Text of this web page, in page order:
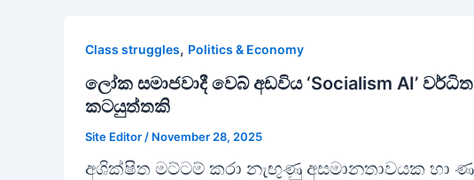
Class struggles, Politics & Economy
ලෝක සමාජවාදී වෙබ් අඩවිය ‘Socialism AI’
කටයුත්තකි
Site Editor / November 28, 2025
අශික්ෂිත මට්ටම් කරා නැඟුණු අසමානතාවයක හා